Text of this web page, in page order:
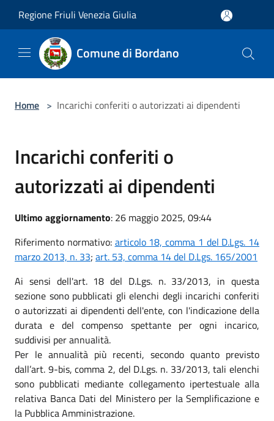
Regione Friuli Venezia Giulia
Comune di Bordano
Home > Incarichi conferiti o autorizzati ai dipendenti
Incarichi conferiti o
autorizzati ai dipendenti
Ultimo aggiornamento: 26 maggio 2025, 09:44
Riferimento normativo: articolo 18, comma 1 del D.Lgs. 14
marzo 2013, n. 33; art. 53, comma 14 del D.Lgs. 165/2001
Ai sensi dell'art. 18 del D.Lgs. n. 33/2013, in questa
sezione sono pubblicati gli elenchi degli incarichi conferiti
o autorizzati ai dipendenti dell'ente, con l'indicazione della
durata e del compenso spettante per ogni incarico,
suddivisi per annualità.
Per le annualità più recenti, secondo quanto previsto
dall’art. 9-bis, comma 2, del D.Lgs. n. 33/2013, tali elenchi
sono pubblicati mediante collegamento ipertestuale alla
relativa Banca Dati del Ministero per la Semplificazione e
la Pubblica Amministrazione.